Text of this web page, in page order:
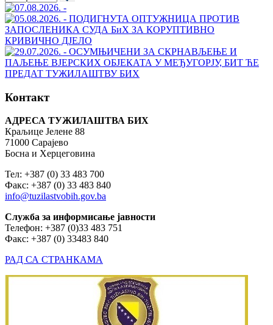
Контакт
АДРЕСА ТУЖИЛАШТВА БИХ
Краљице Јелене 88
71000 Сарајево
Босна и Херцеговина
Тел: +387 (0) 33 483 700
Факс: +387 (0) 33 483 840
info@tuzilastvobih.gov.ba
Служба за информисање јавности
Телефон: +387 (0)33 483 751
Факс: +387 (0) 33483 840
РАД СА СТРАНКАМА